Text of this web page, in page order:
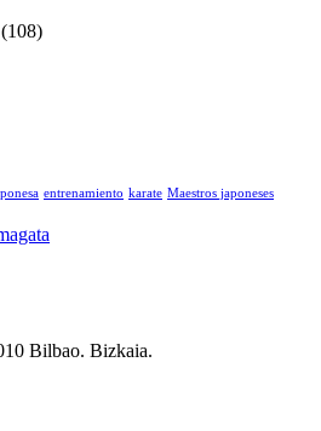
(108)
entrenamiento karate Maestros japoneses
Bilbao. Bizkaia.